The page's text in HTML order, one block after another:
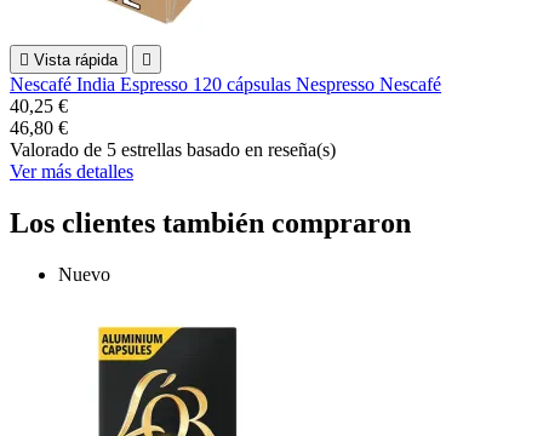
 Vista rápida 
Nescafé India Espresso 120 cápsulas Nespresso Nescafé
40,25 €
46,80 €
Valorado de 5 estrellas basado en reseña(s)
Ver más detalles
Los clientes también compraron
Nuevo